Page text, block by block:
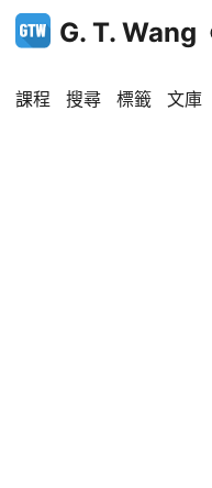
G. T. Wang
課程 搜尋 標籤 文庫